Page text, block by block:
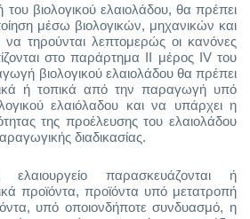
βιολογικού ελαιολάδου, θα πρέπει
μέσω βιολογικών, μηχανικών και
τηρούνται λεπτομερώς οι κανόνες
στο παράρτημα II μέρος IV του
βιολογικού ελαιολάδου θα πρέπει
ή τοπικά από την παραγωγή υπό
ελαιόλαδου και να υπάρχει η
της προέλευσης του ελαιολάδου
διαδικασίας.
παρασκευάζονται ή
προϊόντα, προϊόντα υπό μετατροπή
υπό οποιονδήποτε συνδυασμό, η